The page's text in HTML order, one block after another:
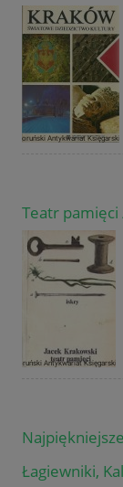
Teatr pamięci
Łagiewniki,